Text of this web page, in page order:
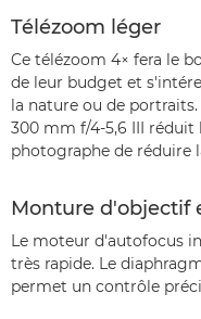
Télézoom léger
Ce télézoom 4× fera le
de leur budget et
la nature ou de
300 mm f/4-5,6 III
photographe de réduire
Monture d'objectif
Le moteur d'autofocus
très rapide. Le
permet un contrôle